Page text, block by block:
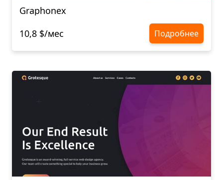
Graphonex
10,8 $/мес
Подробнее